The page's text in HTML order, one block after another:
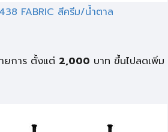
FABRIC สีครีม/น้ำตาล
ยการ ตั้งแต่ 2,000 บาท ขึ้นไปลดเพิ่ม